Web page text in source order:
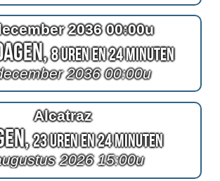
2036 00:00u
8 Uren en 24 Minuten
2036 00:00u
Alcatraz
23 Uren en 24 Minuten
2026 15:00u